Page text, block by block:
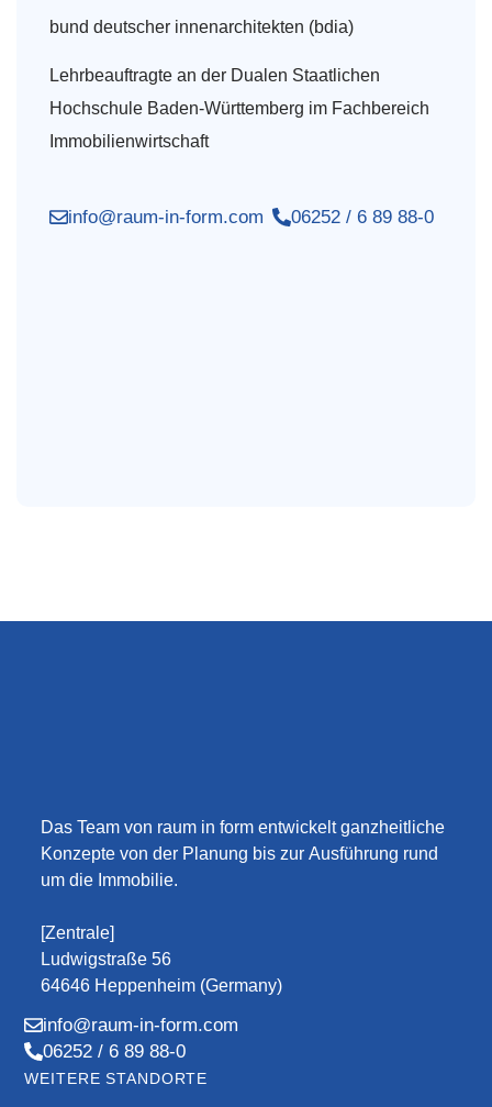
bund deutscher innenarchitekten (bdia)
Lehrbeauftragte an der Dualen Staatlichen
Hochschule Baden-Württemberg im Fachbereich
Immobilienwirtschaft
info@raum-in-form.com 06252 / 6 89 88-0
Das Team von raum in form entwickelt ganzheitliche
Konzepte von der Planung bis zur Ausführung rund
um die Immobilie.
[Zentrale]
Ludwigstraße 56
64646 Heppenheim (Germany)
info@raum-in-form.com
06252 / 6 89 88-0
WEITERE STANDORTE